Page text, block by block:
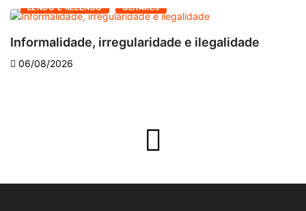
LENDO E RELENDO OLHARES
Informalidade, irregularidade e ilegalidade
06/08/2026